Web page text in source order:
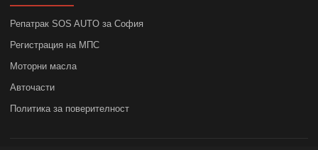
Репатрак SOS AUTO за София
Регистрация на МПС
Моторни масла
Авточасти
Политика за поверителност